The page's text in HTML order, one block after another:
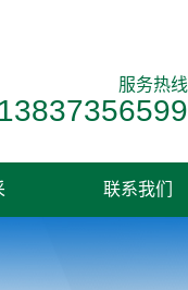
服务热线
13837356599
联系我们